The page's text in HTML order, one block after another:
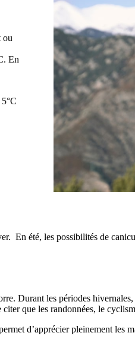
ou
En
En été, les possibilités de
Durant les périodes hivernales,
que les randonnées, le
d’apprécier pleinement les